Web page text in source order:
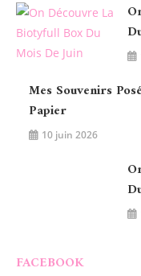
Mes Souvenirs
Papier
10 juin 2026
FACEBOOK